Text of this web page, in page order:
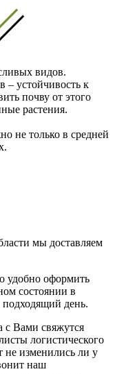
видов.
– устойчивость к
почву от этого
растения.
не только в средней
мы доставляем
удобно оформить
состоянии в
подходящий день.
с Вами свяжутся
логистического
не изменились ли у
наш